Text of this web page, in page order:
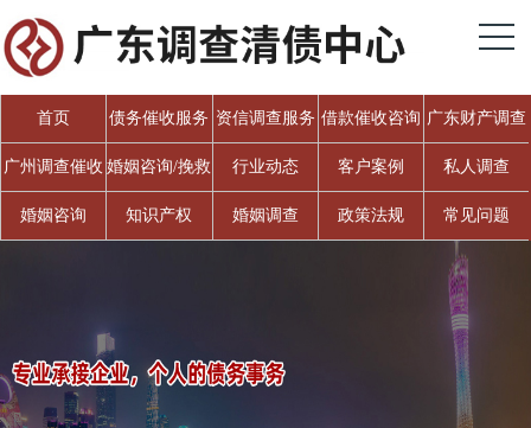
首页 债务催收服务 资信调查服务 借款催收咨询 广东财产调查
广州调查催收 婚姻咨询/挽救
婚姻
行业动态 客户案例 私人调查
婚姻咨询 知识产权 婚姻调查 政策法规 常见问题